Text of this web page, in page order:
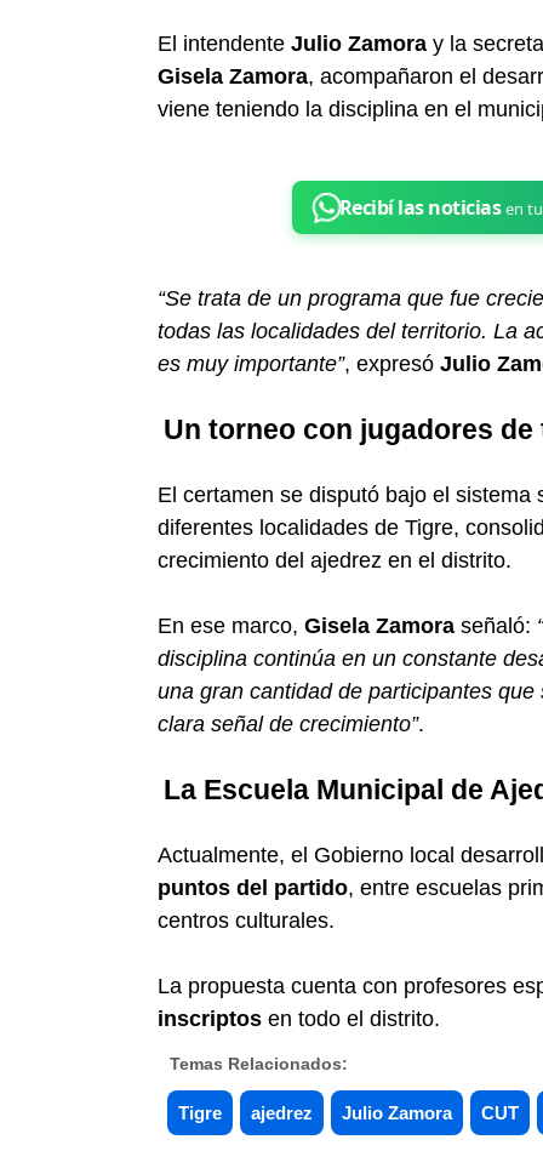
El intendente Julio Zamora y la
Gisela Zamora, acompañaron el
viene teniendo la disciplina en el
“Se trata de un programa que fue
todas las localidades del territorio. La
es muy importante”, expresó Julio
Un torneo con jugadores
El certamen se disputó bajo el
diferentes localidades de Tigre,
crecimiento del ajedrez en el distrito.
En ese marco, Gisela Zamora señaló:
disciplina continúa en un constante
una gran cantidad de participantes
clara señal de crecimiento”.
La Escuela Municipal de
Actualmente, el Gobierno local
puntos del partido, entre escuelas
centros culturales.
La propuesta cuenta con profesores
inscriptos en todo el distrito.
Temas Relacionados:
Tigre ajedrez Julio Zamora CUT